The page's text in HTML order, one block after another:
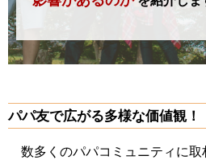
パパ友で広がる多様な価値観！
数多くのパパコミュニティに取